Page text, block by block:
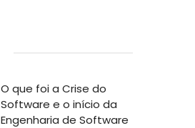
O que foi a Crise do
Software e o início da
Engenharia de Software